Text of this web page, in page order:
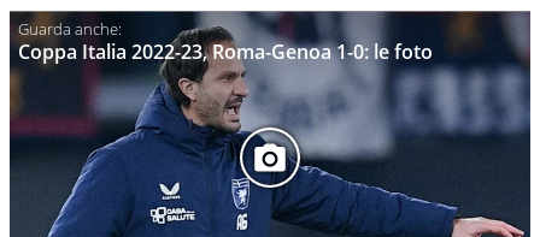
Coppa Italia 2022-23, Roma-Genoa 1-0: le foto